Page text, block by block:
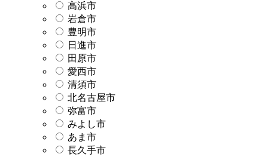
高浜市
岩倉市
豊明市
日進市
田原市
愛西市
清須市
北名古屋市
弥富市
みよし市
あま市
長久手市